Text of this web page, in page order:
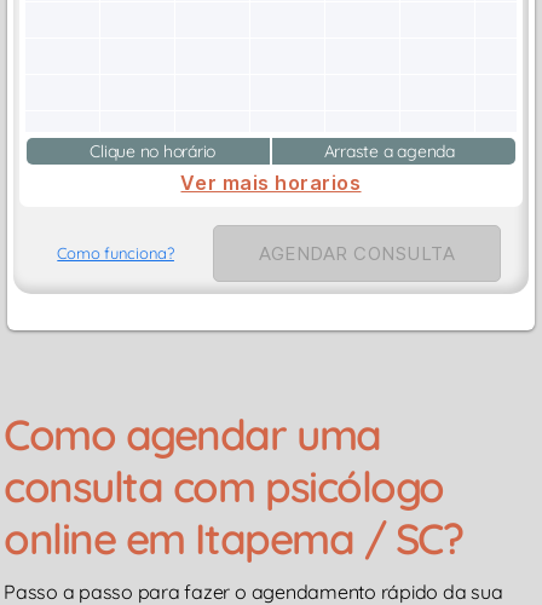
Clique no horário Arraste a agenda
Ver mais horarios
Como funciona? AGENDAR CONSULTA
Como agendar uma
consulta com psicólogo
online em Itapema / SC?
Passo a passo para fazer o agendamento rápido da sua